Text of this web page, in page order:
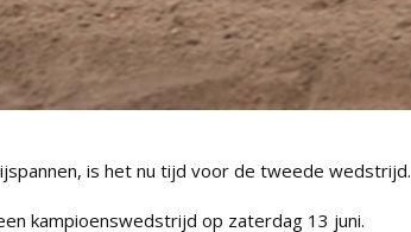
is het nu tijd voor de tweede wedstrijd.
kampioenswedstrijd op zaterdag 13 juni.